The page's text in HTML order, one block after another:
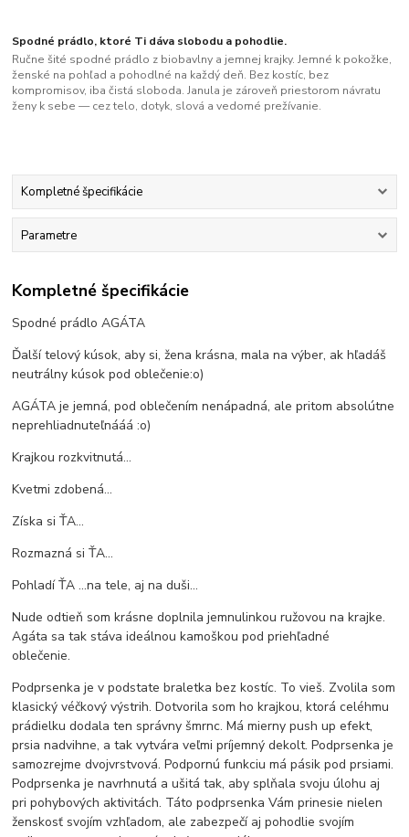
Spodné prádlo, ktoré Ti dáva slobodu a pohodlie.
Ručne šité spodné prádlo z biobavlny a jemnej krajky. Jemné k pokožke,
ženské na pohľad a pohodlné na každý deň. Bez kostíc, bez
kompromisov, iba čistá sloboda. Janula je zároveň priestorom návratu
ženy k sebe — cez telo, dotyk, slová a vedomé prežívanie.
Kompletné špecifikácie
Parametre
Kompletné špecifikácie
Spodné prádlo AGÁTA
Ďalší telový kúsok, aby si, žena krásna, mala na výber, ak hľadáš
neutrálny kúsok pod oblečenie:o)
AGÁTA je jemná, pod oblečením nenápadná, ale pritom absolútne
neprehliadnuteľnááá :o)
Krajkou rozkvitnutá...
Kvetmi zdobená...
Získa si ŤA...
Rozmazná si ŤA...
Pohladí ŤA ...na tele, aj na duši...
Nude odtieň som krásne doplnila jemnulinkou ružovou na krajke.
Agáta sa tak stáva ideálnou kamoškou pod priehľadné
oblečenie.
Podprsenka je v podstate braletka bez kostíc. To vieš. Zvolila som
klasický véčkový výstrih. Dotvorila som ho krajkou, ktorá celéhmu
prádielku dodala ten správny šmrnc. Má mierny push up efekt,
prsia nadvihne, a tak vytvára veľmi príjemný dekolt. Podprsenka je
samozrejme dvojvrstvová. Podpornú funkciu má pásik pod prsiami.
Podprsenka je navrhnutá a ušitá tak, aby splňala svoju úlohu aj
pri pohybových aktivitách. Táto podprsenka Vám prinesie nielen
ženskosť svojím vzhľadom, ale zabezpečí aj pohodlie svojím